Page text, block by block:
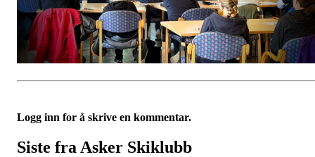
Logg inn for å skrive en kommentar.
Siste fra Asker Skiklubb